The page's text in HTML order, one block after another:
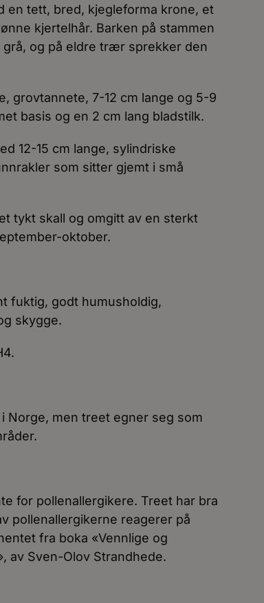
en tett, bred, kjegleforma krone, et
kjertelhår. Barken på stammen
og på eldre trær sprekker den
grovtannete, 7-12 cm lange og 5-9
basis og en 2 cm lang bladstilk.
12-15 cm lange, sylindriske
som sitter gjemt i små
tykt skall og omgitt av en sterkt
oktober.
fuktig, godt humusholdig,
skygge.
Norge, men treet egner seg som
for pollenallergikere. Treet har bra
pollenallergikerne reagerer på
fra boka «Vennlige og
av Sven-Olov Strandhede.